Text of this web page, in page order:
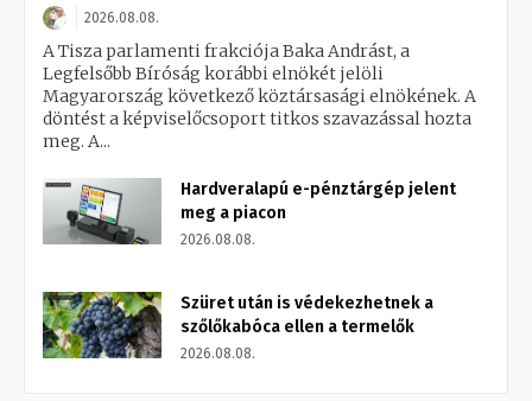
2026.08.08.
A Tisza parlamenti frakciója Baka Andrást, a
Legfelsőbb Bíróság korábbi elnökét jelöli
Magyarország következő köztársasági elnökének. A
döntést a képviselőcsoport titkos szavazással hozta
meg. A...
Hardveralapú e-pénztárgép jelent
meg a piacon
2026.08.08.
Szüret után is védekezhetnek a
szőlőkabóca ellen a termelők
2026.08.08.